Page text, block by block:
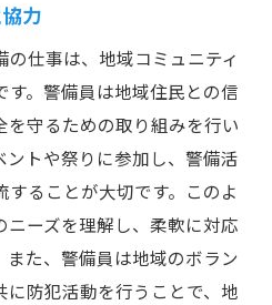
力
仕事は、地域コミュニティ
す。警備員は地域住民との信
守るための取り組みを行い
ントや祭りに参加し、警備活
ることが大切です。このよ
ニーズを理解し、柔軟に対応
また、警備員は地域のボラン
防犯活動を行うことで、地